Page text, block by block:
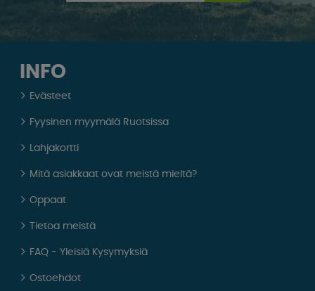
INFO
Evästeet
Fyysinen myymälä Ruotsissa
Lahjakortti
Mitä asiakkaat ovat meistä mieltä?
Oppaat
Tietoa meistä
FAQ - Yleisiä Kysymyksiä
Ostoehdot